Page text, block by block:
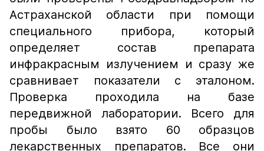
Астраханской области при помощи
специального прибора, который
определяет состав препарата
инфракрасным излучением и сразу же
сравнивает показатели с эталоном.
Проверка проходила на базе
передвижной лаборатории. Всего для
пробы было взято 60 образцов
лекарственных препаратов. Все они